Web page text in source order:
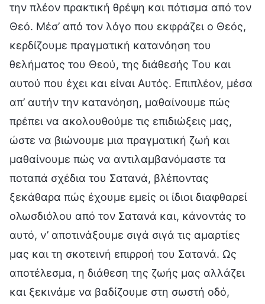
την πλέον πρακτική θρέψη και πότισμα από τον
Θεό. Μέσ’ από τον λόγο που εκφράζει ο Θεός,
κερδίζουμε πραγματική κατανόηση του
θελήματος του Θεού, της διάθεσής Του και
αυτού που έχει και είναι Αυτός. Επιπλέον, μέσα
απ’ αυτήν την κατανόηση, μαθαίνουμε πώς
πρέπει να ακολουθούμε τις επιδιώξεις μας,
ώστε να βιώνουμε μια πραγματική ζωή και
μαθαίνουμε πώς να αντιλαμβανόμαστε τα
ποταπά σχέδια του Σατανά, βλέποντας
ξεκάθαρα πώς έχουμε εμείς οι ίδιοι διαφθαρεί
ολωσδιόλου από τον Σατανά και, κάνοντάς το
αυτό, ν’ αποτινάξουμε σιγά σιγά τις αμαρτίες
μας και τη σκοτεινή επιρροή του Σατανά. Ως
αποτέλεσμα, η διάθεση της ζωής μας αλλάζει
και ξεκινάμε να βαδίζουμε στη σωστή οδό,